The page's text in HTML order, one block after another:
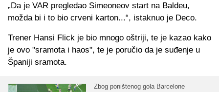
„Da je VAR pregledao Simeoneov start na Baldeu,
možda bi i to bio crveni karton...“, istaknuo je Deco.
Trener Hansi Flick je bio mnogo oštriji, te je kazao kako
je ovo "sramota i haos", te je poručio da je suđenje u
Španiji sramota.
Zbog poništenog gola Barcelone